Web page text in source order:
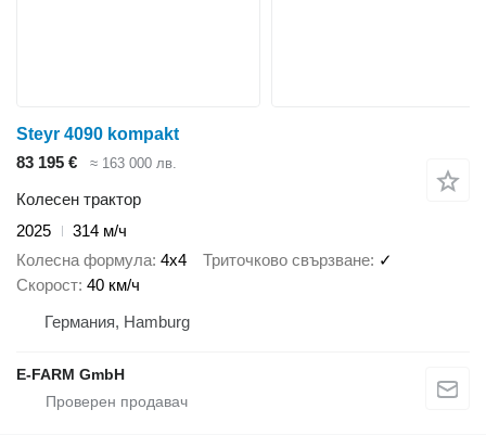
Steyr 4090 kompakt
83 195 €
≈ 163 000 лв.
Колесен трактор
2025
314 м/ч
Колесна формула 4x4 Триточково свързване ✓
Скорост 40 км/ч
Германия, Hamburg
E-FARM GmbH